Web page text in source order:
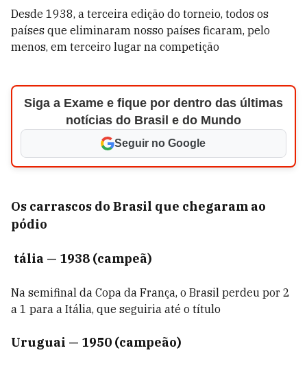
Desde 1938, a terceira edição do torneio, todos os
países que eliminaram nosso países ficaram, pelo
menos, em terceiro lugar na competição
Siga a Exame e fique por dentro das últimas
notícias do Brasil e do Mundo
Seguir no Google
Os carrascos do Brasil que chegaram ao
pódio
tália — 1938 (campeã)
Na semifinal da Copa da França, o Brasil perdeu por 2
a 1 para a Itália, que seguiria até o título
Uruguai — 1950 (campeão)